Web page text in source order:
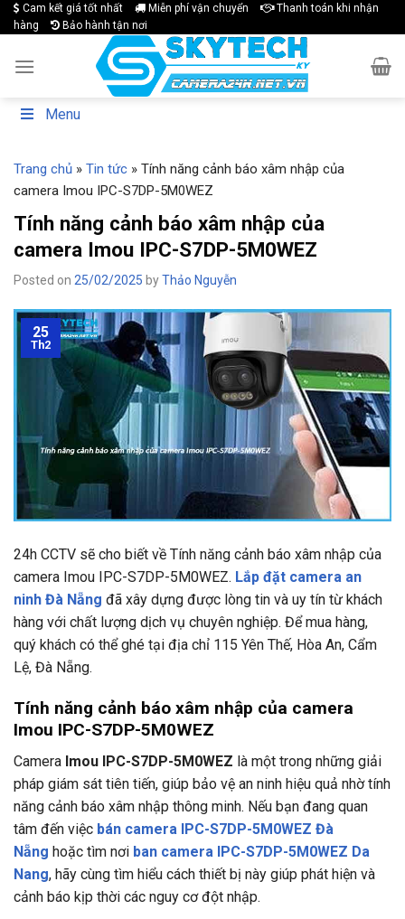
Skip
to
Cam kết giá tốt nhất Miễn phí vận chuyển
Thanh toán khi nhận
hàng
Bảo hành tận nơi
Menu
Trang chủ » Tin tức » Tính năng cảnh báo xâm nhập của
camera Imou IPC-S7DP-5M0WEZ
Tính năng cảnh báo xâm nhập của
camera Imou IPC-S7DP-5M0WEZ
Posted on 25/02/2025 byThảo Nguyễn
25
Th2
24h CCTV sẽ cho biết về Tính năng cảnh báo xâm nhập của
camera Imou IPC-S7DP-5M0WEZ. Lắp đặt camera an
ninh Đà Nẵng đã xây dựng được lòng tin và uy tín từ khách
hàng với chất lượng dịch vụ chuyên nghiệp. Để mua hàng,
quý khách có thể ghé tại địa chỉ 115 Yên Thế, Hòa An, Cẩm
Lệ, Đà Nẵng.
Tính năng cảnh báo xâm nhập của camera
Imou IPC-S7DP-5M0WEZ
Camera Imou IPC-S7DP-5M0WEZ là một trong những giải
pháp giám sát tiên tiến, giúp bảo vệ an ninh hiệu quả nhờ tính
năng cảnh báo xâm nhập thông minh. Nếu bạn đang quan
tâm đến việc bán camera IPC-S7DP-5M0WEZ Đà
Nẵng hoặc tìm nơi ban camera IPC-S7DP-5M0WEZ Da
Nang, hãy cùng tìm hiểu cách thiết bị này giúp phát hiện và
cảnh báo kịp thời các nguy cơ đột nhập.